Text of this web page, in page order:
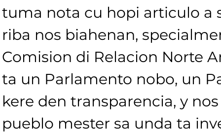
tuma nota cu hopi articulo a
riba nos biahenan,
Comision di Relacion Norte
ta un Parlamento nobo, un
kere den transparencia, y
pueblo mester sa unda ta